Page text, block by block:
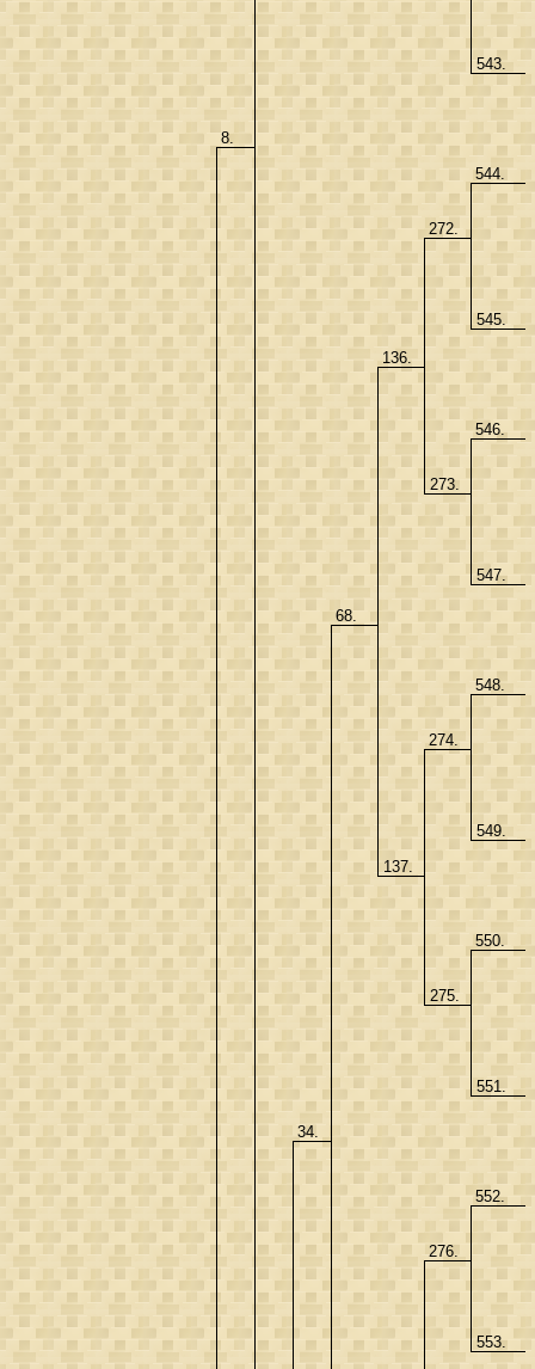
8.
543.
34.
68.
136.
272.
544.
545.
273.
546.
547.
137.
274.
548.
549.
275.
550.
551.
276.
552.
553.